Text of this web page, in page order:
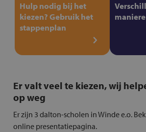
Hulp nodig bij het
kiezen? Gebruik het
stappenplan
Er valt veel te kiezen, wij
op weg
Er zijn 3 dalton-scholen in Winde e.o.
online presentatiepagina.